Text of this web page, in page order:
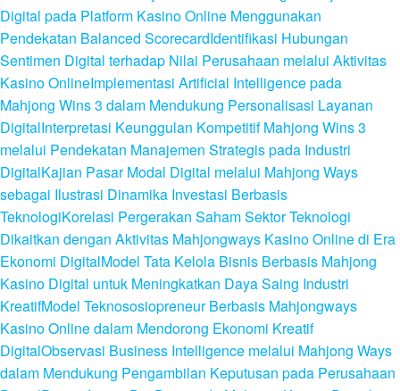
Digital pada Platform Kasino Online Menggunakan
Pendekatan Balanced ScorecardIdentifikasi Hubungan
Sentimen Digital terhadap Nilai Perusahaan melalui Aktivitas
Kasino OnlineImplementasi Artificial Intelligence pada
Mahjong Wins 3 dalam Mendukung Personalisasi Layanan
DigitalInterpretasi Keunggulan Kompetitif Mahjong Wins 3
melalui Pendekatan Manajemen Strategis pada Industri
DigitalKajian Pasar Modal Digital melalui Mahjong Ways
sebagai Ilustrasi Dinamika Investasi Berbasis
TeknologiKorelasi Pergerakan Saham Sektor Teknologi
Dikaitkan dengan Aktivitas Mahjongways Kasino Online di Era
Ekonomi DigitalModel Tata Kelola Bisnis Berbasis Mahjong
Kasino Digital untuk Meningkatkan Daya Saing Industri
KreatifModel Teknososiopreneur Berbasis Mahjongways
Kasino Online dalam Mendorong Ekonomi Kreatif
DigitalObservasi Business Intelligence melalui Mahjong Ways
dalam Mendukung Pengambilan Keputusan pada Perusahaan